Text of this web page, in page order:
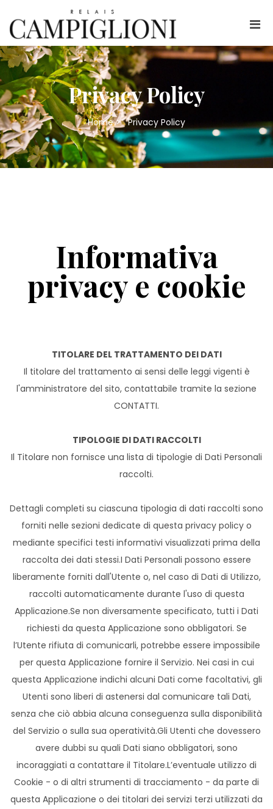
Privacy Policy
Home> Privacy Policy
Informativa
privacy e cookie
TITOLARE DEL TRATTAMENTO DEI DATI
Il titolare del trattamento ai sensi delle leggi vigenti è
l'amministratore del sito, contattabile tramite la sezione
CONTATTI.
TIPOLOGIE DI DATI RACCOLTI
Il Titolare non fornisce una lista di tipologie di Dati Personali
raccolti.
Dettagli completi su ciascuna tipologia di dati raccolti sono
forniti nelle sezioni dedicate di questa privacy policy o
mediante specifici testi informativi visualizzati prima della
raccolta dei dati stessi.I Dati Personali possono essere
liberamente forniti dall'Utente o, nel caso di Dati di Utilizzo,
raccolti automaticamente durante l'uso di questa
Applicazione.Se non diversamente specificato, tutti i Dati
richiesti da questa Applicazione sono obbligatori. Se
l’Utente rifiuta di comunicarli, potrebbe essere impossibile
per questa Applicazione fornire il Servizio. Nei casi in cui
questa Applicazione indichi alcuni Dati come facoltativi, gli
Utenti sono liberi di astenersi dal comunicare tali Dati,
senza che ciò abbia alcuna conseguenza sulla disponibilità
del Servizio o sulla sua operatività.Gli Utenti che dovessero
avere dubbi su quali Dati siano obbligatori, sono
incoraggiati a contattare il Titolare.L’eventuale utilizzo di
Cookie - o di altri strumenti di tracciamento - da parte di
questa Applicazione o dei titolari dei servizi terzi utilizzati da